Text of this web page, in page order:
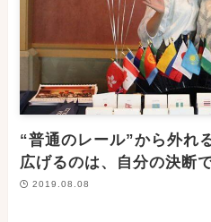
“普通のレール”から外れ
広げるのは、自分の決断で
2019.08.08